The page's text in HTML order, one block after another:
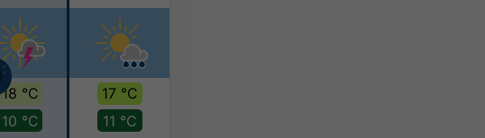
18 °C
10 °C
17 °C
11 °C